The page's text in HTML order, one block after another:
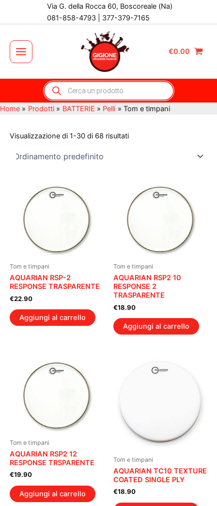
Via G. della Rocca 60, Boscoreale (Na)
081-858-4793 | 377-379-7165
Main
Menu
€0.00
Products
search
Home Prodotti BATTERIE Pelli Tom e timpani
Visualizzazione di 1-30 di 68 risultati
Tom e timpani
AQUARIAN RSP-2
RESPONSE TRASPARENTE
€22.90
Aggiungi al carrello
Tom e timpani
AQUARIAN RSP2 10
RESPONSE 2
TRASPARENTE
€18.90
Aggiungi al carrello
Tom e timpani
AQUARIAN RSP2 12
RESPONSE TRSPARENTE
€19.90
Aggiungi al carrello
Tom e timpani
AQUARIAN TC10 TEXTURE
COATED SINGLE PLY
€18.90